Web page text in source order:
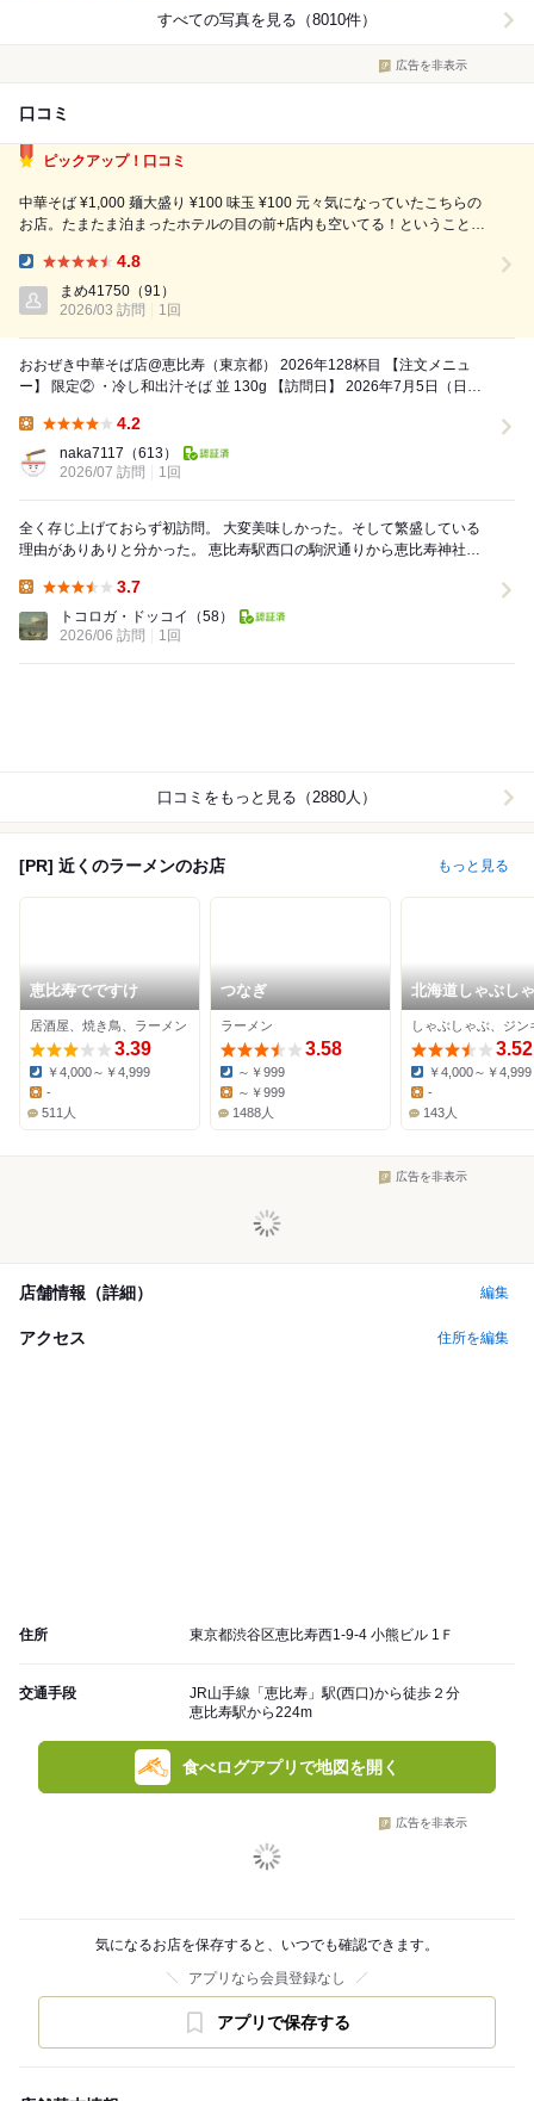
すべての写真を見る（8010件）
広告を非表示
口コミ
ピックアップ！口コミ
中華そば ¥1,000 麺大盛り ¥100 味玉 ¥100 元々気になっていたこちらの
お店。たまたま泊まったホテルの目の前+店内も空いてる！ということで
と悩んだものの、昼に食べ過ぎていたのもあり、気持ち軽めかな？とい...
4.8
まめ41750 （91）
2026/03 訪問
1回
おおぜき中華そば店@恵比寿（東京都） 2026年128杯目 【注文メニュ
ー】 限定② ・冷し和出汁そば 並 130g 【訪問日】 2026年7月5日（日）
4.2
naka7117 （613）
2026/07 訪問
1回
全く存じ上げておらず初訪問。 大変美味しかった。そして繁盛している
理由がありありと分かった。 恵比寿駅西口の駒沢通りから恵比寿神社の
3.7
トコロガ・ドッコイ
（58）
2026/06 訪問
1回
口コミをもっと見る（2880人）
[PR] 近くのラーメンのお店 もっと見る
恵比寿でですけ
居酒屋、焼き鳥、ラーメン
3.39
Dinner:
￥4,000～￥4,999
-
511人
つなぎ
ラーメン
3.58
Dinner:
～￥999
～￥999
1488人
北海道しゃぶし
ポッケ 恵比寿店
3.52
Dinner:
￥4,000～￥4,999
-
143人
広告を非表示
店舗情報（詳細） 編集
アクセス 住所を編集
住所 東京都渋谷区恵比寿西1-9-4 小熊ビル 1Ｆ
交通手段
JR山手線「恵比寿」駅(西口)から徒歩２分
恵比寿駅から224m
食べログアプリで地図を開く
広告を非表示
気になるお店を保存すると、いつでも確認できます。
アプリなら会員登録なし
アプリで保存する